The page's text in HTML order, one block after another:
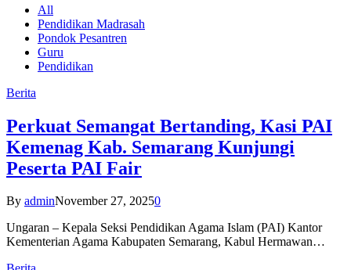
All
Pendidikan Madrasah
Pondok Pesantren
Guru
Pendidikan
Berita
Perkuat Semangat Bertanding, Kasi PAI
Kemenag Kab. Semarang Kunjungi
Peserta PAI Fair
By adminNovember 27, 20250
Ungaran – Kepala Seksi Pendidikan Agama Islam (PAI) Kantor
Kementerian Agama Kabupaten Semarang, Kabul Hermawan…